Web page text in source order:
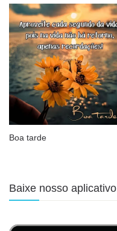
Boa tarde
Baixe nosso aplicativo